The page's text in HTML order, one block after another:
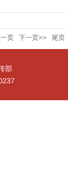
页 下一页>> 尾页
部